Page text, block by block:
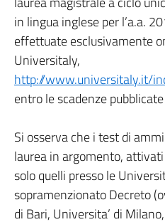
in lingua inglese per l’a.a.
effettuate esclusivamente
Universitaly,
http://www.universitaly.it/
entro le scadenze
Si osserva che i test di
laurea in argomento,
solo quelli presso le
sopramenzionato Decreto
di Bari, Universita’ di